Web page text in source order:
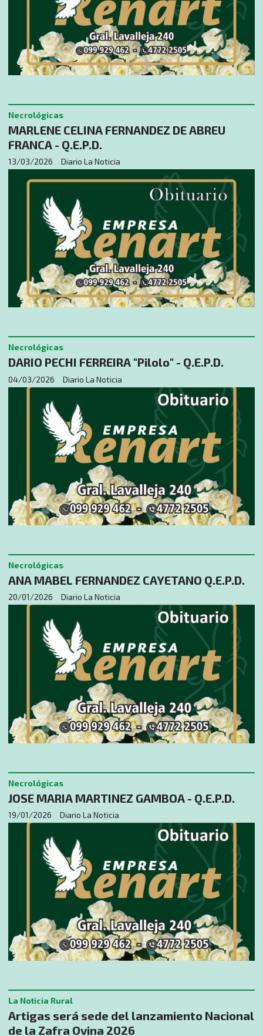
MARLENE CELINA FERNANDEZ DE ABREU
FRANCA - Q.E.P.D.
Diario La Noticia
Necrológicas
13/03/2026
DARIO PECHI FERREIRA "Pilolo" - Q.E.P.D.
Diario La Noticia
Necrológicas
04/03/2026
ANA MABEL FERNANDEZ CAYETANO Q.E.P.D.
Diario La Noticia
Necrológicas
20/01/2026
JOSE MARIA MARTINEZ GAMBOA - Q.E.P.D.
Diario La Noticia
Necrológicas
19/01/2026
Artigas será sede del lanzamiento Nacional
de la Zafra Ovina 2026
La Noticia Rural